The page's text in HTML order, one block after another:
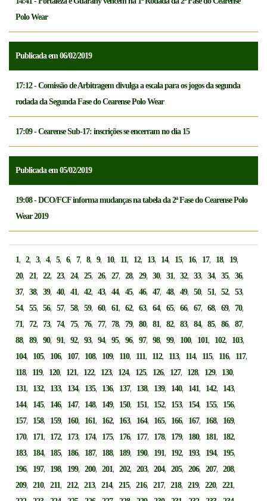
Polo Wear
Publicada em 06/02/2019
17:12 - Comissão de Arbitragem divulga a escala para os jogos da segunda
rodada da Segunda Fase do Cearense Polo Wear
17:09 - Cearense Sub-17: inscrições se encerram no dia 15
Publicada em 05/02/2019
19:08 - DCO/FCF informa mudanças na tabela da 2ª Fase do Cearense Polo
Wear 2019
1,2,3,4,5,6,7,8,9, 10, 11, 12, 13, 14, 15, 16, 17, 18, 19,
20,21,22,23,24,25,26,27,28,29,30,31,32,33,34,35,36,
37,38,39,40,41,42,43,44,45,46,47,48,49,50,51,52,53,
54,55,56,57,58,59,60,61,62,63,64,65,66,67,68,69,70,
71,72,73,74,75,76,77,78,79,80,81,82,83,84,85,86,87,
88,89,90,91,92,93,94,95,96,97,98,99, 100, 101, 102, 103,
104, 105, 106, 107, 108, 109, 110, 111, 112, 113, 114, 115, 116, 117,
118, 119, 120, 121, 122, 123, 124, 125, 126, 127, 128, 129, 130,
131, 132, 133, 134, 135, 136, 137, 138, 139, 140, 141, 142, 143,
144, 145, 146, 147, 148, 149, 150, 151, 152, 153, 154, 155, 156,
157, 158, 159, 160, 161, 162, 163, 164, 165, 166, 167, 168, 169,
170, 171, 172, 173, 174, 175, 176, 177, 178, 179, 180, 181, 182,
183, 184, 185, 186, 187, 188, 189, 190, 191, 192, 193, 194, 195,
196, 197, 198, 199,200,201,202,203,204,205,206,207,208,
209,210,211,212,213,214,215,216,217,218,219,220,221,